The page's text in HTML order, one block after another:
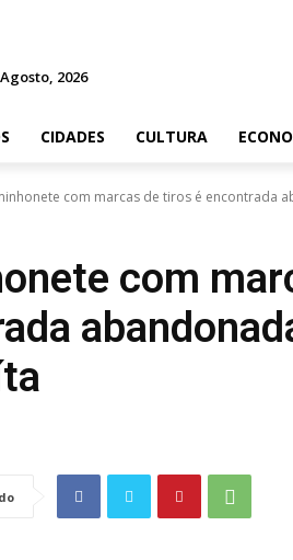
2026
CIDADES CULTURA
com marcas de tiros é encontrada
com